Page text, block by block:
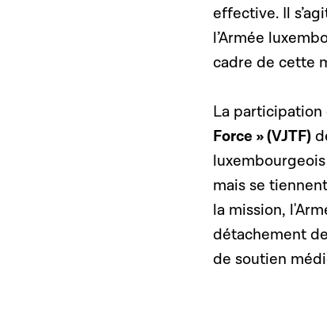
effective. Il
l’Armée
cadre de cette
La participation
Force » (VJTF)
mais se
la mission,
détachement
de soutien